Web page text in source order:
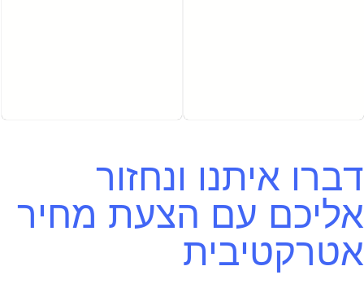
דברו איתנו ונחזור
אליכם עם הצעת מחיר
אטרקטיבית